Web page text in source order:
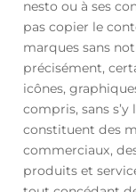
nesto ou à ses
pas copier le
marques sans
précisément,
icônes,
compris, sans
constituent des
commerciaux,
produits et